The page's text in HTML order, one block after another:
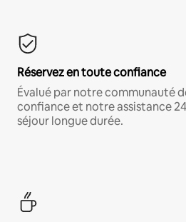
Réservez en toute confiance
Évalué par notre communauté
confiance et notre assistance
séjour longue durée.